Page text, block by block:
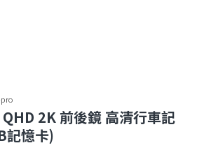
2K 前後鏡 高清行車記
記憶卡)